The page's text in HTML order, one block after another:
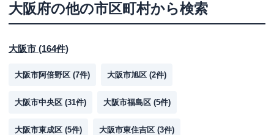
大阪府の他の市区町村から検索
大阪市 (164件)
大阪市阿倍野区 (7件) 大阪市旭区 (2件)
大阪市中央区 (31件) 大阪市福島区 (5件)
大阪市東成区 (5件) 大阪市東住吉区 (3件)